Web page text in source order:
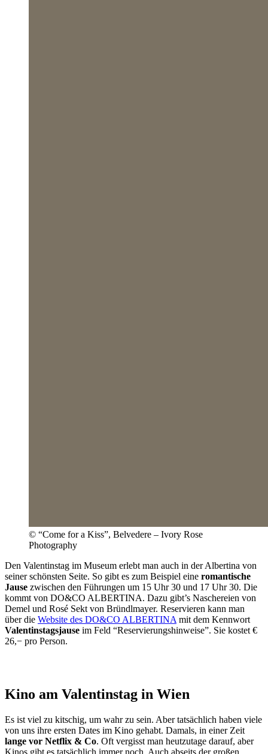
© “Come for a Kiss”, Belvedere – Ivory Rose
Photography
Den Valentinstag im Museum erlebt man auch in der Albertina von
seiner schönsten Seite. So gibt es zum Beispiel eine romantische
Jause zwischen den Führungen um 15 Uhr 30 und 17 Uhr 30. Die
kommt von DO&CO ALBERTINA. Dazu gibt’s Naschereien von
Demel und Rosé Sekt von Bründlmayer. Reservieren kann man
über die Website des DO&CO ALBERTINA mit dem Kennwort
Valentinstagsjause im Feld “Reservierungshinweise”. Sie kostet €
26,− pro Person.
Kino am Valentinstag in Wien
Es ist viel zu kitschig, um wahr zu sein. Aber tatsächlich haben viele
von uns ihre ersten Dates im Kino gehabt. Damals, in einer Zeit
lange vor Netflix & Co. Oft vergisst man heutzutage darauf, aber
Kinos gibt es tatsächlich immer noch. Auch abseits der großen